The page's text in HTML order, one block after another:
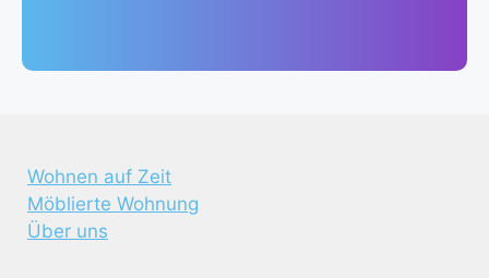
Wohnen auf Zeit
Möblierte Wohnung
Über uns